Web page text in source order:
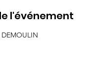
l'événement